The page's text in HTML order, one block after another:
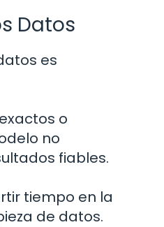
Datos
es
o
no
fiables.
tiempo en la
de datos.